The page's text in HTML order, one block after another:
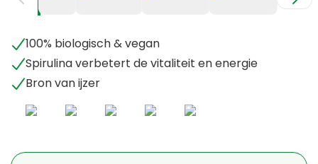
100% biologisch & vegan
Spirulina verbetert de vitaliteit en energie
Bron van ijzer